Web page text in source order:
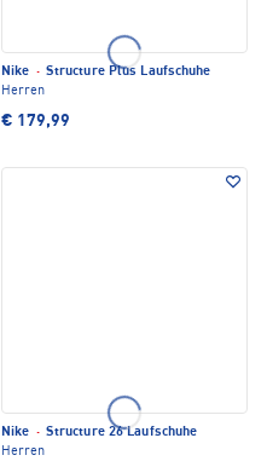
Nike · Structure Plus Laufschuhe
Herren
€ 179,99
Nike · Structure 26 Laufschuhe
Herren